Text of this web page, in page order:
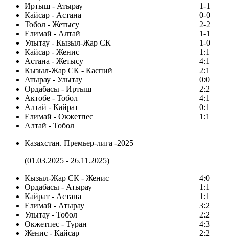
Иртыш - Атырау
1-1
Кайсар - Астана
0-0
Тобол - Жетысу
2-2
Елимай - Алтай
1-1
Улытау - Кызыл-Жар СК
1-0
Кайсар - Женис
1:1
Астана - Жетысу
4:1
Кызыл-Жар СК - Каспий
2:1
Атырау - Улытау
0:0
Ордабасы - Иртыш
2:2
Актобе - Тобол
4:1
Алтай - Кайрат
0:1
Елимай - Окжетпес
1:1
Алтай - Тобол
Казахстан. Премьер-лига -2025
(01.03.2025 - 26.11.2025)
Кызыл-Жар СК - Женис
4:0
Ордабасы - Атырау
1:1
Кайрат - Астана
1:1
Елимай - Атырау
3:2
Улытау - Тобол
2:2
Окжетпес - Туран
4:3
Женис - Кайсар
2:2